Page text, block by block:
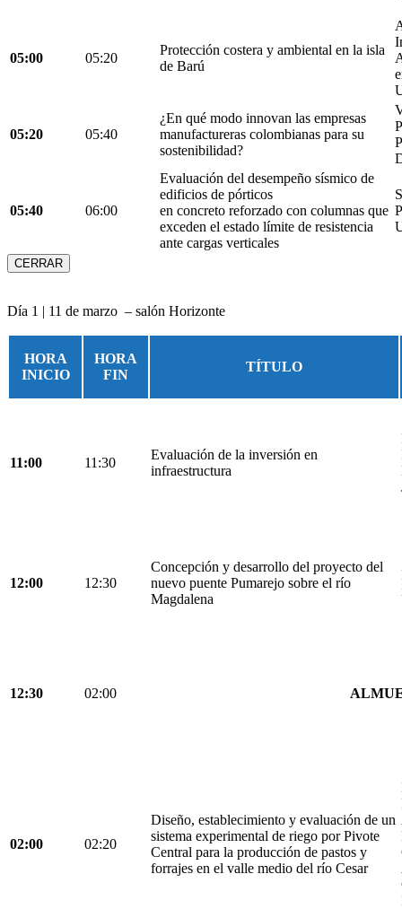
05:00 05:20
Protección costera y ambiental en la isla
de Barú
05:20 05:40
¿En qué modo innovan las empresas
manufactureras colombianas para su
sostenibilidad?
05:40 06:00
Evaluación del desempeño sísmico de
edificios de pórticos
en concreto reforzado con columnas que
exceden el estado límite de resistencia
ante cargas verticales
CERRAR
Día 1 | 11 de marzo – salón Horizonte
HORA
INICIO
HORA
FIN
TÍTULO
11:00 11:30
Evaluación de la inversión en
infraestructura
12:00 12:30
Concepción y desarrollo del proyecto del
nuevo puente Pumarejo sobre el río
Magdalena
12:30 02:00
02:00 02:20
Diseño, establecimiento y evaluación de un
sistema experimental de riego por Pivote
Central para la producción de pastos y
forrajes en el valle medio del río Cesar